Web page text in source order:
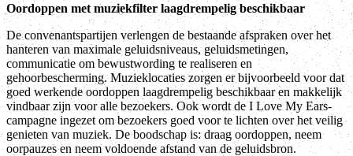
Oordoppen met muziekfilter laagdrempelig beschikbaar
De convenantspartijen verlengen de bestaande afspraken over het
hanteren van maximale geluidsniveaus, geluidsmetingen,
communicatie om bewustwording te realiseren en
gehoorbescherming. Muzieklocaties zorgen er bijvoorbeeld voor dat
goed werkende oordoppen laagdrempelig beschikbaar en makkelijk
vindbaar zijn voor alle bezoekers. Ook wordt de I Love My Ears-
campagne ingezet om bezoekers goed voor te lichten over het veilig
genieten van muziek. De boodschap is: draag oordoppen, neem
oorpauzes en neem voldoende afstand van de geluidsbron.